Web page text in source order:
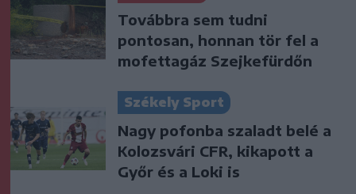
Továbbra sem tudni
pontosan, honnan tör fel a
mofettagáz Szejkefürdőn
Székely Sport
Nagy pofonba szaladt belé a
Kolozsvári CFR, kikapott a
Győr és a Loki is